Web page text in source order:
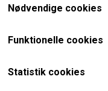
Varenummer: 88G486
Reproduktion af det
Nødvendige cookies
Funktionelle cookies
Statistik cookies